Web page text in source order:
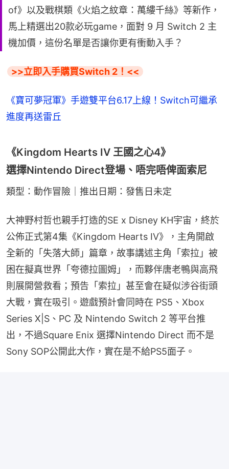
of》以及戰棋類《火焰之紋章：萬縷千絲》等新作，
馬上精選出20款必玩game，面對 9 月 Switch 2 主
機加價，這份名單是否讓你更有衝動入手？
>>立即入手購買Switch 2！<<
《寶可夢冠軍》手遊雙平台6.17上線！Switch可繼承
進度再送雷丘
《Kingdom Hearts IV 王國之心4》
選擇Nintendo Direct登場、唔完唔俾面索尼
類型：動作冒險｜推出日期：發售日未定
大神野村哲也親手打造的SE x Disney KH宇宙，終於
公佈正式第4集《Kingdom Hearts IV》，主角開啟
全新的「失落大師」篇章，故事講述主角「索拉」被
困在擬真世界「夸德拉圖姆」，而夥伴唐老鴨與高飛
則展開營救看；預告「索拉」甚至會在疑似涉谷街頭
大戰，實在吸引。遊戲預計會同時在 PS5、Xbox
Series X|S、PC 及 Nintendo Switch 2 等平台推
出，不過Square Enix 選擇Nintendo Direct 而不是
Sony SOP公開此大作，實在是不給PS5面子。